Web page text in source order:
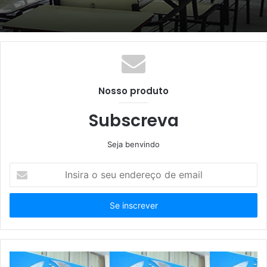
Nosso produto
Subscreva
Seja benvindo
seu
de
email